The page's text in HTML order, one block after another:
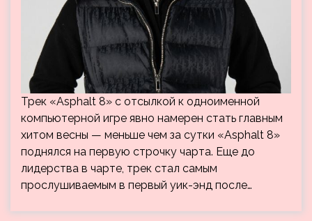
Трек «Asphalt 8» с отсылкой к одноименной
компьютерной игре явно намерен стать главным
хитом весны — меньше чем за сутки «Asphalt 8»
поднялся на первую строчку чарта. Еще до
лидерства в чарте, трек стал самым
прослушиваемым в первый уик-энд после…